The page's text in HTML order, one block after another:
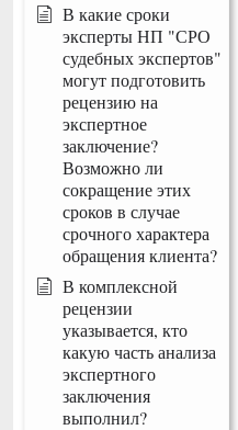
В какие сроки
эксперты НП "СРО
судебных экспертов"
могут подготовить
рецензию на
экспертное
заключение?
Возможно ли
сокращение этих
сроков в случае
срочного характера
обращения клиента?
В комплексной
рецензии
указывается, кто
какую часть анализа
экспертного
заключения
выполнил?